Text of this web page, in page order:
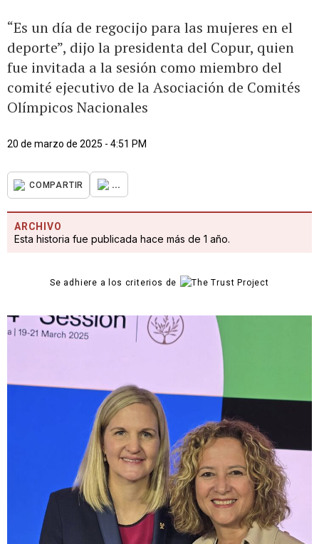
“Es un día de regocijo para las mujeres en el
deporte”, dijo la presidenta del Copur, quien
fue invitada a la sesión como miembro del
comité ejecutivo de la Asociación de Comités
Olímpicos Nacionales
20 de marzo de 2025 - 4:51 PM
COMPARTIR ...
ARCHIVO
Esta historia fue publicada hace más de 1 año.
Se adhiere a los criterios de